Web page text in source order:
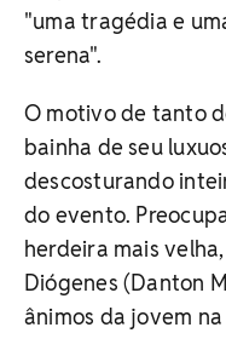
"uma tragédia e
serena".
O motivo de tanto
bainha de seu
descosturando
do evento.
herdeira mais
Diógenes (Danton
ânimos da jovem